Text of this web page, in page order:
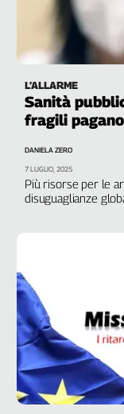
L’ALLARME
Sanità
fragili
Più risorse per le
disuguaglianze
DANIELA ZERO
7 LUGLIO, 2025